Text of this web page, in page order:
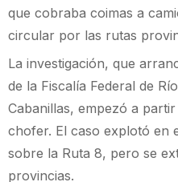
que cobraba coimas a
circular por las rutas
La investigación, que
de la Fiscalía Federal de
Cabanillas, empezó a
chofer. El caso explotó en
sobre la Ruta 8, pero se
provincias.